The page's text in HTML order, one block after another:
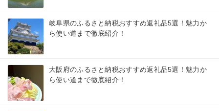
岐阜県のふるさと納税おすすめ返礼品5選！魅力か
ら使い道まで徹底紹介！
大阪府のふるさと納税おすすめ返礼品5選！魅力か
ら使い道まで徹底紹介！